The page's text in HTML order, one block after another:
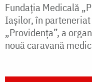
Fundația Medicală
Iașilor, în
„Providența”, a
nouă caravană